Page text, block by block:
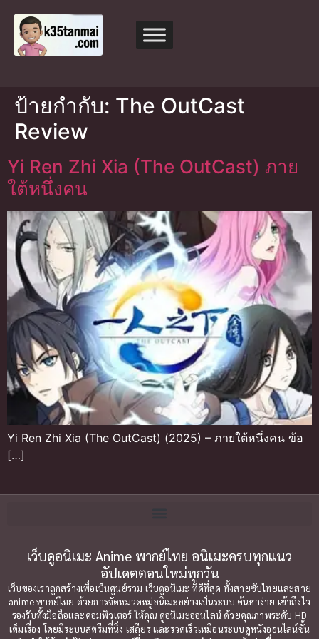
ป้ายกำกับ: The OutCast
Review
Yi Ren Zhi Xia (The OutCast) ภาย
ใต้หนึ่งคน
Yi Ren Zhi Xia (The OutCast) (2025) – ภายใต้หนึ่งคน ข้อ
[…]
เว็บดูอนิเมะ Anime พากย์ไทย อนิเมะครบทุกแนว
อัปเดตตอนใหม่ทุกวัน
เว็บของเราถูกสร้างเพื่อเป็นศูนย์รวม เว็บดูอนิเมะ ที่ดีที่สุด ทั้งสายซับไทยและสาย
anime พากย์ไทย ด้วยการจัดหมวดหมู่อนิเมะอย่างเป็นระบบ ค้นหาง่าย เข้าถึงไว
รองรับทั้งมือถือและคอมพิวเตอร์ ให้คุณ ดูอนิเมะออนไลน์ ด้วยคุณภาพระดับ HD
เต็มเรื่อง โดยมีระบบสตรีมที่นิ่ง เสถียร และรวดเร็วเหมือนระบบดูหนังออนไลน์ชั้น